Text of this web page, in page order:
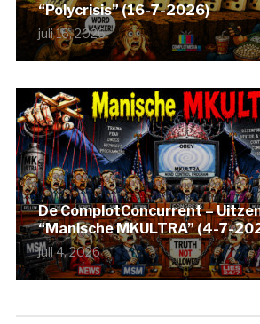
“Polycrisis” (16-7-2026)
juli 16, 2026
De ComplotConcurrent –
“Manische MKULTRA” (4-7-
juli 4, 2026